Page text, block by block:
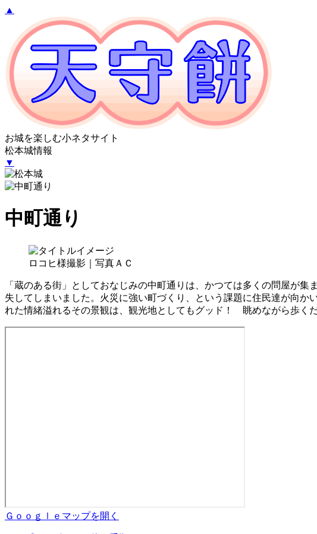
▲
お城を楽しむ小ネタサイト
松本城情報
▼
中町通り
ロコヒ様撮影｜写真ＡＣ
「蔵のある街」としておなじみの中町通りは、かつては多くの問屋が
失してしまいました。火災に強い町づくり、という課題に住民達が向
れた情緒溢れるその景観は、観光地としてもグッド！ 眺めながら歩く
Ｇｏｏｇｌｅマップを開く